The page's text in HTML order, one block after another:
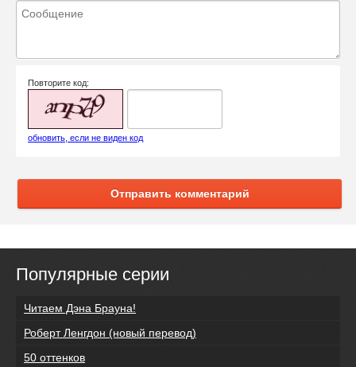
Повторите код:
обновить, если не виден код
Отправить комментарий
Популярные серии
Читаем Дэна Брауна!
Роберт Ленгдон (новый перевод)
50 оттенков